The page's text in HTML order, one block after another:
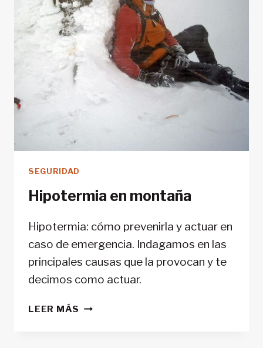
2023
SEGURIDAD
Hipotermia en montaña
Hipotermia: cómo prevenirla y actuar en
caso de emergencia. Indagamos en las
principales causas que la provocan y te
decimos como actuar.
LEER MÁS HIPOTERMIA